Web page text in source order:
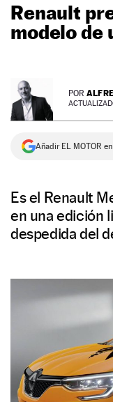
MOTOS
TECNOLOGÍA
PREMIOS
SERVICIOS
Renault
modelo de
POR
Añadir EL MOTOR
Es el Renault
en una edición
despedida del